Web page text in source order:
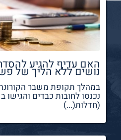
האם עדיף להגיע
נושים ללא הליך של
במהלך תקופת משבר
נכנסו לחובות כבדים
(חדלות(...)